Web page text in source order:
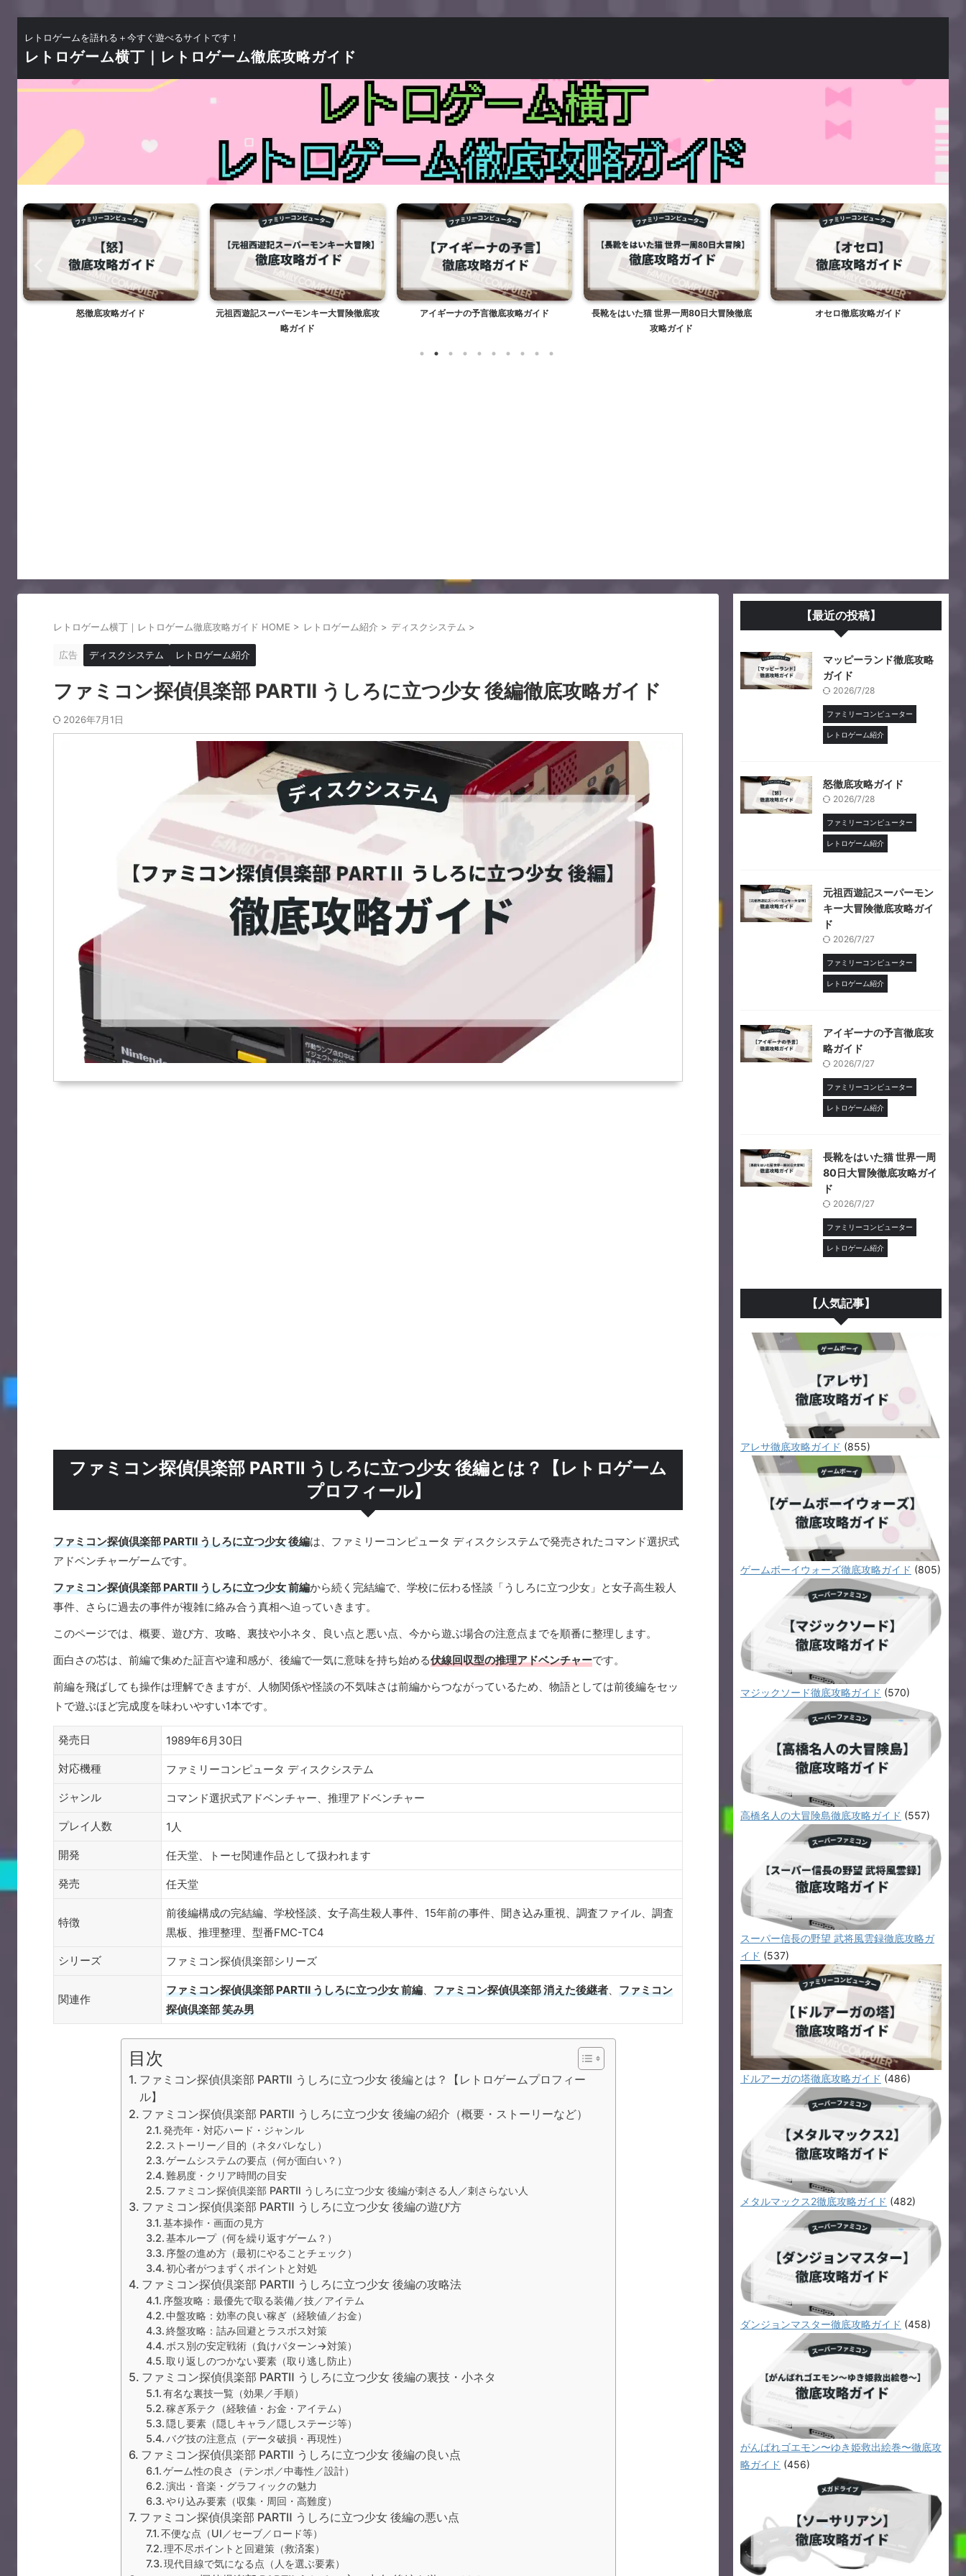
レトロゲームを語れる＋今すぐ遊べるサイトです！
レトロゲーム横丁｜レトロゲーム徹底攻略ガイド
怒徹底攻略ガイド
元祖西遊記スーパーモンキー大冒険徹底攻
略ガイド
アイギーナの予言徹底攻略ガイド
長靴をはいた猫 世界一周80日大冒険徹底
攻略ガイド
オセロ徹底攻略ガイド
レトロゲーム横丁｜レトロゲーム徹底攻略ガイド HOME > レトロゲーム紹介 > ディスクシステム >
広告 ディスクシステム レトロゲーム紹介
ファミコン探偵倶楽部 PARTⅡ うしろに立つ少女 後編徹底攻略ガイド
2026年7月1日
ファミコン探偵倶楽部 PARTⅡ うしろに立つ少女 後編とは？【レトロゲーム
プロフィール】
ファミコン探偵倶楽部 PARTⅡ うしろに立つ少女 後編は、ファミリーコンピュータ ディスクシステムで発売されたコマンド選択式
アドベンチャーゲームです。
ファミコン探偵倶楽部 PARTⅡ うしろに立つ少女 前編から続く完結編で、学校に伝わる怪談「うしろに立つ少女」と女子高生殺人
事件、さらに過去の事件が複雑に絡み合う真相へ迫っていきます。
このページでは、概要、遊び方、攻略、裏技や小ネタ、良い点と悪い点、今から遊ぶ場合の注意点までを順番に整理します。
面白さの芯は、前編で集めた証言や違和感が、後編で一気に意味を持ち始める伏線回収型の推理アドベンチャーです。
前編を飛ばしても操作は理解できますが、人物関係や怪談の不気味さは前編からつながっているため、物語としては前後編をセッ
トで遊ぶほど完成度を味わいやすい1本です。
発売日 1989年6月30日
対応機種 ファミリーコンピュータ ディスクシステム
ジャンル コマンド選択式アドベンチャー、推理アドベンチャー
プレイ人数 1人
開発 任天堂、トーセ関連作品として扱われます
発売 任天堂
特徴
前後編構成の完結編、学校怪談、女子高生殺人事件、15年前の事件、聞き込み重視、調査ファイル、調査
黒板、推理整理、型番FMC-TC4
シリーズ ファミコン探偵倶楽部シリーズ
関連作
ファミコン探偵倶楽部 PARTⅡ うしろに立つ少女 前編、 ファミコン探偵倶楽部 消えた後継者、 ファミコン
探偵倶楽部 笑み男
目次
ファミコン探偵倶楽部 PARTⅡ うしろに立つ少女 後編とは？【レトロゲームプロフィー
ル】
ファミコン探偵倶楽部 PARTⅡ うしろに立つ少女 後編の紹介（概要・ストーリーなど）
発売年・対応ハード・ジャンル
ストーリー／目的（ネタバレなし）
ゲームシステムの要点（何が面白い？）
難易度・クリア時間の目安
ファミコン探偵倶楽部 PARTⅡ うしろに立つ少女 後編が刺さる人／刺さらない人
ファミコン探偵倶楽部 PARTⅡ うしろに立つ少女 後編の遊び方
基本操作・画面の見方
基本ループ（何を繰り返すゲーム？）
序盤の進め方（最初にやることチェック）
初心者がつまずくポイントと対処
ファミコン探偵倶楽部 PARTⅡ うしろに立つ少女 後編の攻略法
序盤攻略：最優先で取る装備／技／アイテム
中盤攻略：効率の良い稼ぎ（経験値／お金）
終盤攻略：詰み回避とラスボス対策
ボス別の安定戦術（負けパターン→対策）
取り返しのつかない要素（取り逃し防止）
ファミコン探偵倶楽部 PARTⅡ うしろに立つ少女 後編の裏技・小ネタ
有名な裏技一覧（効果／手順）
稼ぎ系テク（経験値・お金・アイテム）
隠し要素（隠しキャラ／隠しステージ等）
バグ技の注意点（データ破損・再現性）
ファミコン探偵倶楽部 PARTⅡ うしろに立つ少女 後編の良い点
ゲーム性の良さ（テンポ／中毒性／設計）
演出・音楽・グラフィックの魅力
やり込み要素（収集・周回・高難度）
ファミコン探偵倶楽部 PARTⅡ うしろに立つ少女 後編の悪い点
不便な点（UI／セーブ／ロード等）
理不尽ポイントと回避策（救済案）
現代目線で気になる点（人を選ぶ要素）
【最近の投稿】
マッピーランド徹底攻略
ガイド
2026/7/28
ファミリーコンピューター
レトロゲーム紹介
怒徹底攻略ガイド
2026/7/28
ファミリーコンピューター
レトロゲーム紹介
元祖西遊記スーパーモン
キー大冒険徹底攻略ガイ
ド
2026/7/27
ファミリーコンピューター
レトロゲーム紹介
アイギーナの予言徹底攻
略ガイド
2026/7/27
ファミリーコンピューター
レトロゲーム紹介
長靴をはいた猫 世界一周
80日大冒険徹底攻略ガイ
ド
2026/7/27
ファミリーコンピューター
レトロゲーム紹介
【人気記事】
アレサ徹底攻略ガイド (855)
ゲームボーイウォーズ徹底攻略ガイド (805)
マジックソード徹底攻略ガイド (570)
高橋名人の大冒険島徹底攻略ガイド (557)
スーパー信長の野望 武将風雲録徹底攻略ガ
イド (537)
ドルアーガの塔徹底攻略ガイド (486)
メタルマックス2徹底攻略ガイド (482)
ダンジョンマスター徹底攻略ガイド (458)
がんばれゴエモン〜ゆき姫救出絵巻〜徹底攻
略ガイド (456)